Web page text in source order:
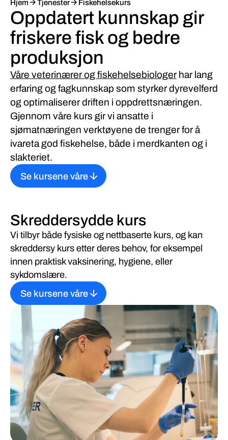
Hjem Tjenester Fiskehelsekurs
Oppdatert kunnskap gir
friskere fisk og bedre
produksjon
Våre veterinærer og fiskehelsebiologerhar lang
erfaring og fagkunnskap som styrker dyrevelferd
og optimaliserer driften i oppdrettsnæringen.
Gjennom våre kurs gir vi ansatte i
sjømatnæringen verktøyene de trenger for å
ivareta god fiskehelse, både i merdkanten og i
slakteriet.
Se kursene våre
Skreddersydde kurs
Vi tilbyr både fysiske og nettbaserte kurs, og kan
skreddersy kurs etter deres behov, for eksempel
innen praktisk vaksinering, hygiene, eller
sykdomslære.
Se kursene våre